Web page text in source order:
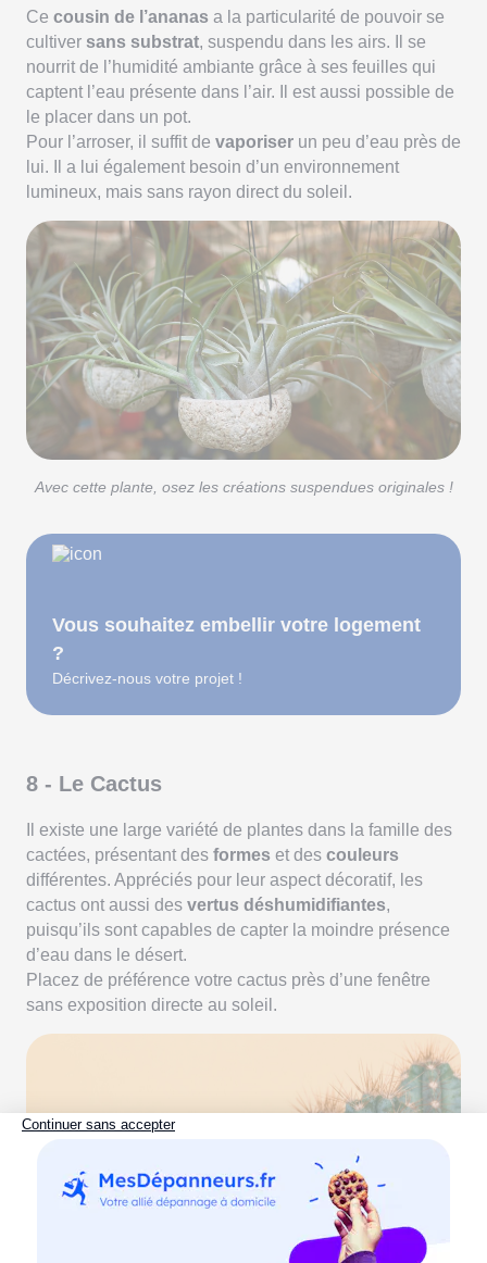
Ce cousin de l’ananas a la particularité de pouvoir se
cultiver sans substrat, suspendu dans les airs. Il se
nourrit de l’humidité ambiante grâce à ses feuilles qui
captent l’eau présente dans l’air. Il est aussi possible de
le placer dans un pot.
Pour l’arroser, il suffit de vaporiser un peu d’eau près de
lui. Il a lui également besoin d’un environnement
lumineux, mais sans rayon direct du soleil.
Avec cette plante, osez les créations suspendues originales !
Vous souhaitez embellir votre logement
?
Décrivez-nous votre projet !
8 - Le Cactus
Il existe une large variété de plantes dans la famille des
cactées, présentant des formes et des couleurs
différentes. Appréciés pour leur aspect décoratif, les
cactus ont aussi des vertus déshumidifiantes,
puisqu’ils sont capables de capter la moindre présence
d’eau dans le désert.
Placez de préférence votre cactus près d’une fenêtre
sans exposition directe au soleil.